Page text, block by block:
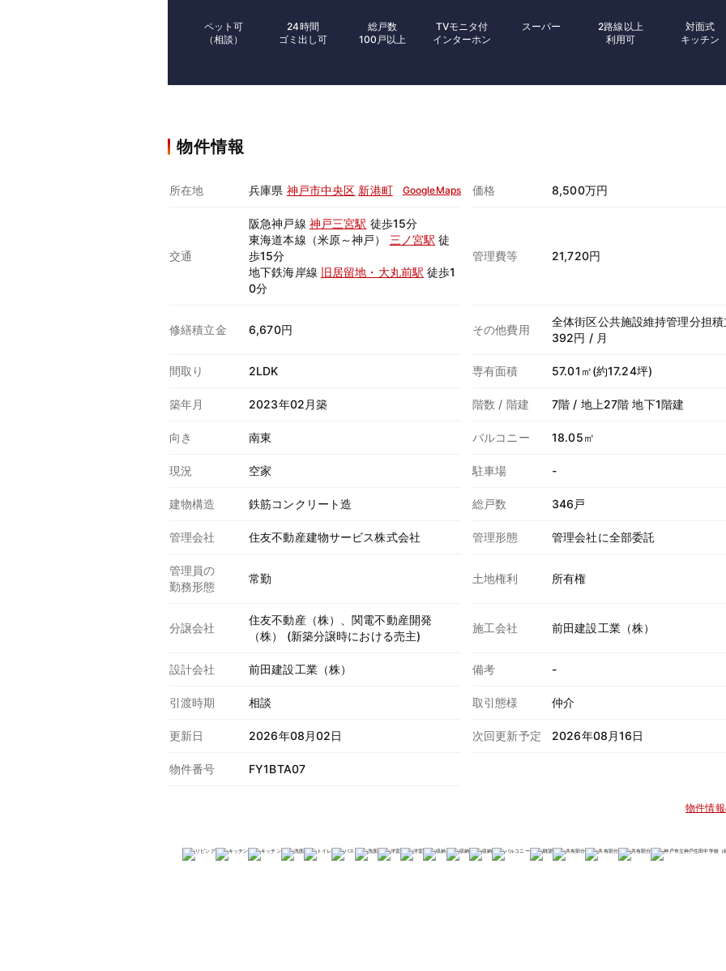
ペット可
（相談）
24時間
ゴミ出し可
総戸数
100戸以上
TVモニタ付
インターホン
スーパー
2路線以上
利用可
対面式
キッチン
物件情報
所在地 兵庫県 神戸市中央区 新港町 GoogleMaps 価格 8,500万円
交通
阪急神戸線 神戸三宮駅 徒歩15分
東海道本線（米原～神戸） 三ノ宮駅 徒
歩15分
地下鉄海岸線 旧居留地・大丸前駅 徒歩1
0分
管理費等 21,720円
修繕積立金 6,670円 その他費用
全体街区公共施設維持管理分担積
392円 / 月
間取り 2LDK 専有面積 57.01㎡(約17.24坪)
築年月 2023年02月築 階数 / 階建 7階 / 地上27階 地下1階建
向き 南東 バルコニー 18.05㎡
現況 空家 駐車場 -
建物構造 鉄筋コンクリート造 総戸数 346戸
管理会社 住友不動産建物サービス株式会社 管理形態 管理会社に全部委託
管理員の
勤務形態
常勤 土地権利 所有権
分譲会社
住友不動産（株）、関電不動産開発
（株） (新築分譲時における売主)
施工会社 前田建設工業（株）
設計会社 前田建設工業（株） 備考 -
引渡時期 相談 取引態様 仲介
更新日 2026年08月02日 次回更新予定 2026年08月16日
物件番号 FY1BTA07
物件情